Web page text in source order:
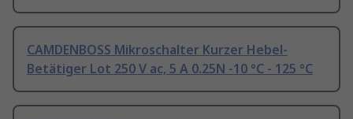
CAMDENBOSS Mikroschalter Kurzer Hebel-
Betätiger Lot 250 V ac, 5 A 0.25N -10 °C - 125 °C